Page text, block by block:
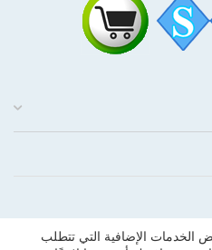
الخدمات الإضافية التي تتطلب